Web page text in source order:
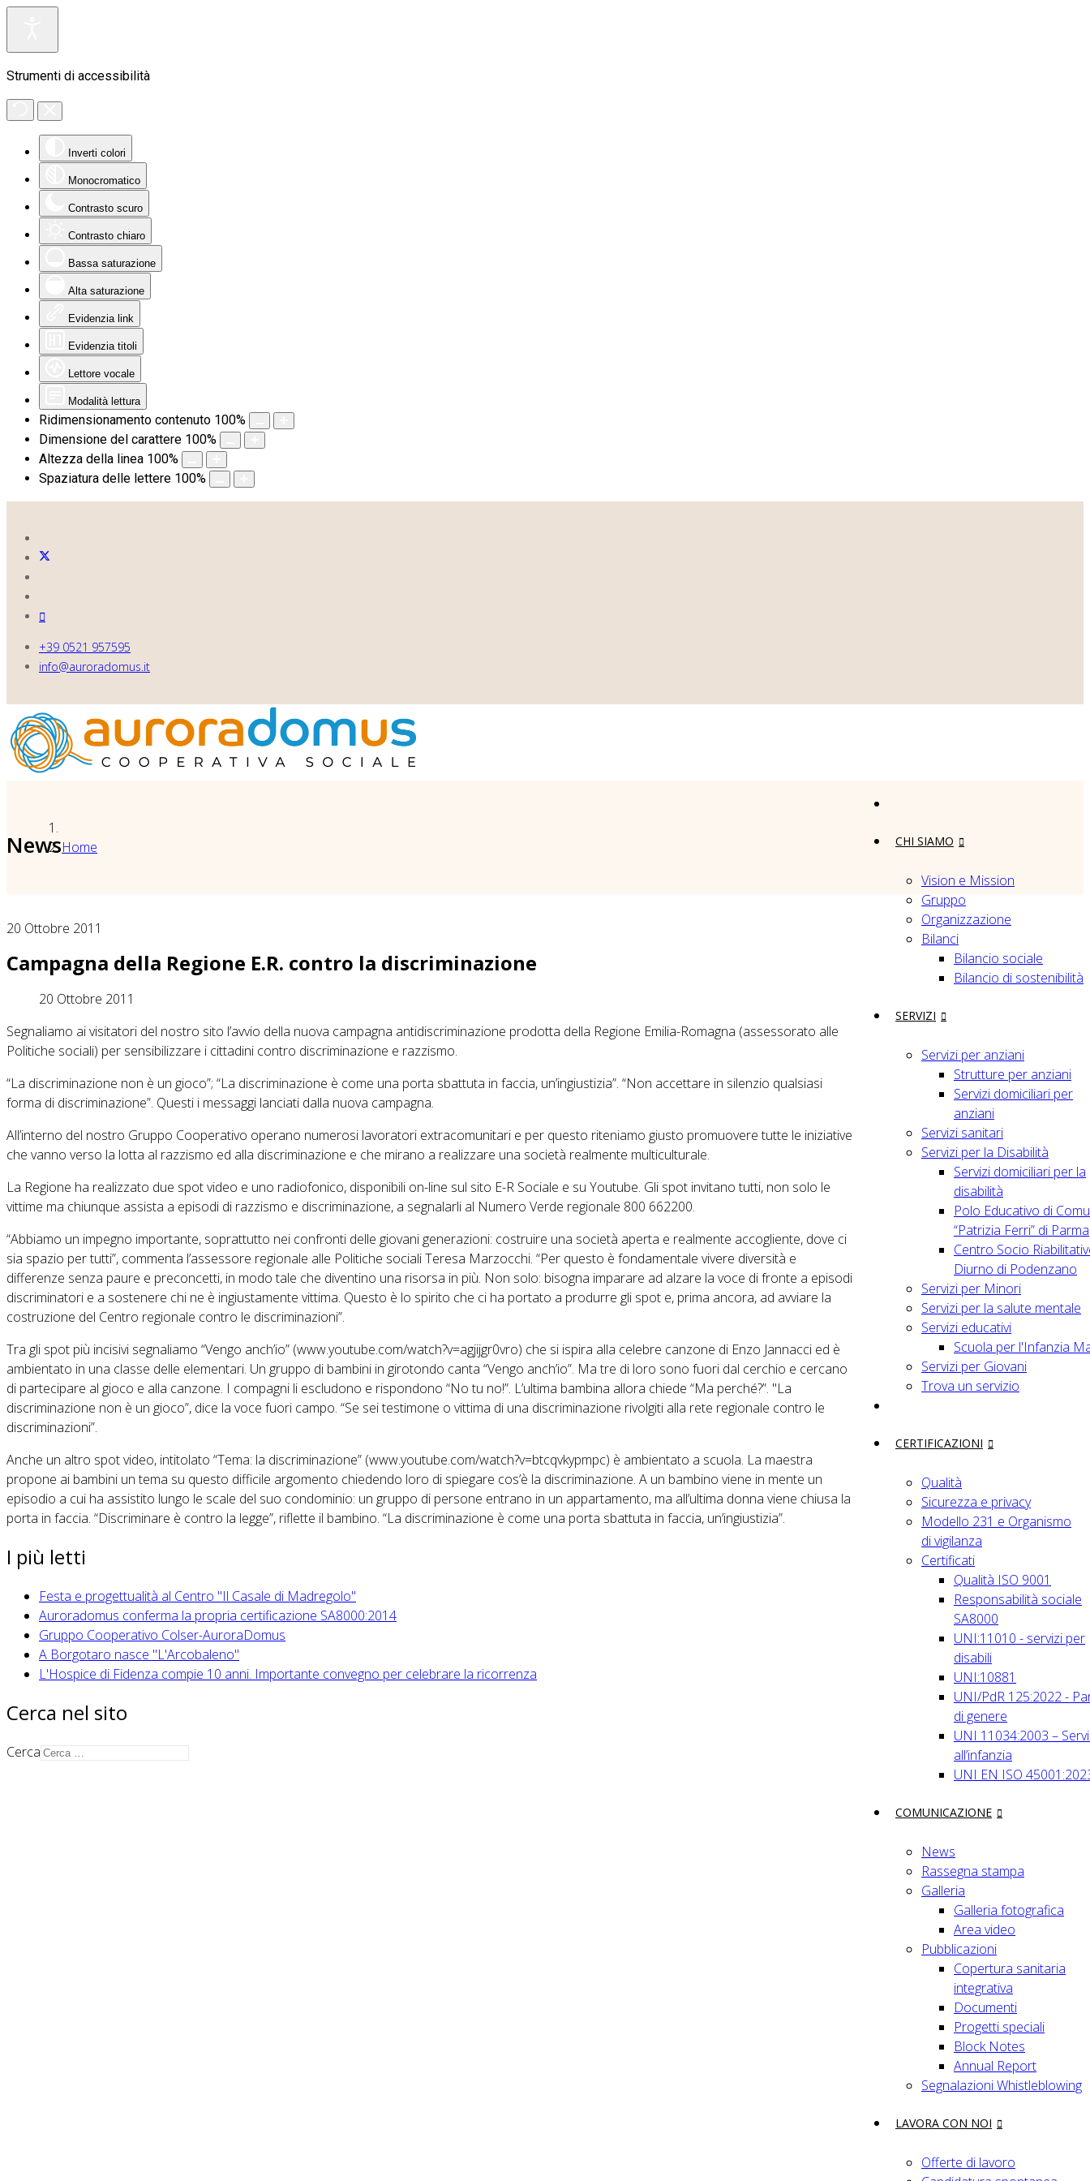
Strumenti di accessibilità
Inverti colori
Monocromatico
Contrasto scuro
Contrasto chiaro
Bassa saturazione
Alta saturazione
Evidenzia link
Evidenzia titoli
Lettore vocale
Modalità lettura
Ridimensionamento contenuto 100%
Dimensione del carattere 100%
Altezza della linea 100%
Spaziatura delle lettere 100%
+39 0521 957595
info@auroradomus.it
CHI SIAMO
Vision e Mission
Gruppo
Organizzazione
Bilanci
Bilancio sociale
Bilancio di sostenibilità
SERVIZI
Servizi per anziani
Strutture per anziani
Servizi domiciliari per
anziani
Servizi sanitari
Servizi per la Disabilità
Servizi domiciliari per la
disabilità
Polo Educativo di
“Patrizia Ferri” di Parma
Centro Socio
Diurno di Podenzano
Servizi per Minori
Servizi per la salute mentale
Servizi educativi
Scuola per l'Infanzia
Servizi per Giovani
Trova un servizio
CERTIFICAZIONI
Qualità
Sicurezza e privacy
Modello 231 e Organismo
di vigilanza
Certificati
Qualità ISO 9001
Responsabilità sociale
SA8000
UNI:11010 - servizi per
disabili
UNI:10881
UNI/PdR 125:2022 -
di genere
UNI 11034:2003 –
all’infanzia
UNI EN ISO
COMUNICAZIONE
News
Rassegna stampa
Galleria
Galleria fotografica
Area video
Pubblicazioni
Copertura sanitaria
integrativa
Documenti
Progetti speciali
Block Notes
Annual Report
Segnalazioni Whistleblowing
LAVORA CON NOI
Offerte di lavoro
NewsHome
20 Ottobre 2011
Campagna della Regione E.R. contro la discriminazione
20 Ottobre 2011
Segnaliamo ai visitatori del nostro sito l’avvio della nuova campagna antidiscriminazione prodotta della Regione Emilia-Romagna (assessorato alle
Politiche sociali) per sensibilizzare i cittadini contro discriminazione e razzismo.
“La discriminazione non è un gioco”; “La discriminazione è come una porta sbattuta in faccia, un’ingiustizia”. “Non accettare in silenzio qualsiasi
forma di discriminazione”. Questi i messaggi lanciati dalla nuova campagna.
All’interno del nostro Gruppo Cooperativo operano numerosi lavoratori extracomunitari e per questo riteniamo giusto promuovere tutte le iniziative
che vanno verso la lotta al razzismo ed alla discriminazione e che mirano a realizzare una società realmente multiculturale.
La Regione ha realizzato due spot video e uno radiofonico, disponibili on-line sul sito E-R Sociale e su Youtube. Gli spot invitano tutti, non solo le
vittime ma chiunque assista a episodi di razzismo e discriminazione, a segnalarli al Numero Verde regionale 800 662200.
“Abbiamo un impegno importante, soprattutto nei confronti delle giovani generazioni: costruire una società aperta e realmente accogliente, dove ci
sia spazio per tutti”, commenta l’assessore regionale alle Politiche sociali Teresa Marzocchi. “Per questo è fondamentale vivere diversità e
differenze senza paure e preconcetti, in modo tale che diventino una risorsa in più. Non solo: bisogna imparare ad alzare la voce di fronte a episodi
discriminatori e a sostenere chi ne è ingiustamente vittima. Questo è lo spirito che ci ha portato a produrre gli spot e, prima ancora, ad avviare la
costruzione del Centro regionale contro le discriminazioni”.
Tra gli spot più incisivi segnaliamo “Vengo anch’io” (www.youtube.com/watch?v=agjijgr0vro) che si ispira alla celebre canzone di Enzo Jannacci ed è
ambientato in una classe delle elementari. Un gruppo di bambini in girotondo canta “Vengo anch’io”. Ma tre di loro sono fuori dal cerchio e cercano
di partecipare al gioco e alla canzone. I compagni li escludono e rispondono “No tu no!”. L’ultima bambina allora chiede “Ma perché?”. "La
discriminazione non è un gioco”, dice la voce fuori campo. “Se sei testimone o vittima di una discriminazione rivolgiti alla rete regionale contro le
discriminazioni”.
Anche un altro spot video, intitolato “Tema: la discriminazione” (www.youtube.com/watch?v=btcqvkypmpc) è ambientato a scuola. La maestra
propone ai bambini un tema su questo difficile argomento chiedendo loro di spiegare cos’è la discriminazione. A un bambino viene in mente un
episodio a cui ha assistito lungo le scale del suo condominio: un gruppo di persone entrano in un appartamento, ma all’ultima donna viene chiusa la
porta in faccia. “Discriminare è contro la legge”, riflette il bambino. “La discriminazione è come una porta sbattuta in faccia, un’ingiustizia”.
I più letti
Festa e progettualità al Centro "Il Casale di Madregolo"
Auroradomus conferma la propria certificazione SA8000:2014
Gruppo Cooperativo Colser-AuroraDomus
A Borgotaro nasce "L'Arcobaleno"
L'Hospice di Fidenza compie 10 anni. Importante convegno per celebrare la ricorrenza
Cerca nel sito
Cerca